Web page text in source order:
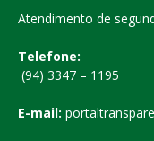
Atendimento de
Telefone:
(94) 3347 – 1195
E-mail: